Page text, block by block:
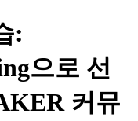
:
으로 선
커뮤